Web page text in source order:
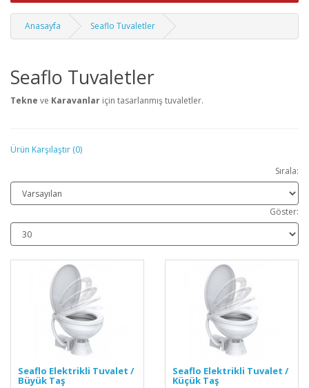
Anasayfa Seaflo Tuvaletler
Seaflo Tuvaletler
Tekne ve Karavanlar için tasarlanmış tuvaletler.
Ürün Karşılaştır (0)
Sırala:
Göster:
Seaflo Elektrikli Tuvalet /
Büyük Taş
Seaflo Elektrikli Tuvalet /
Küçük Taş